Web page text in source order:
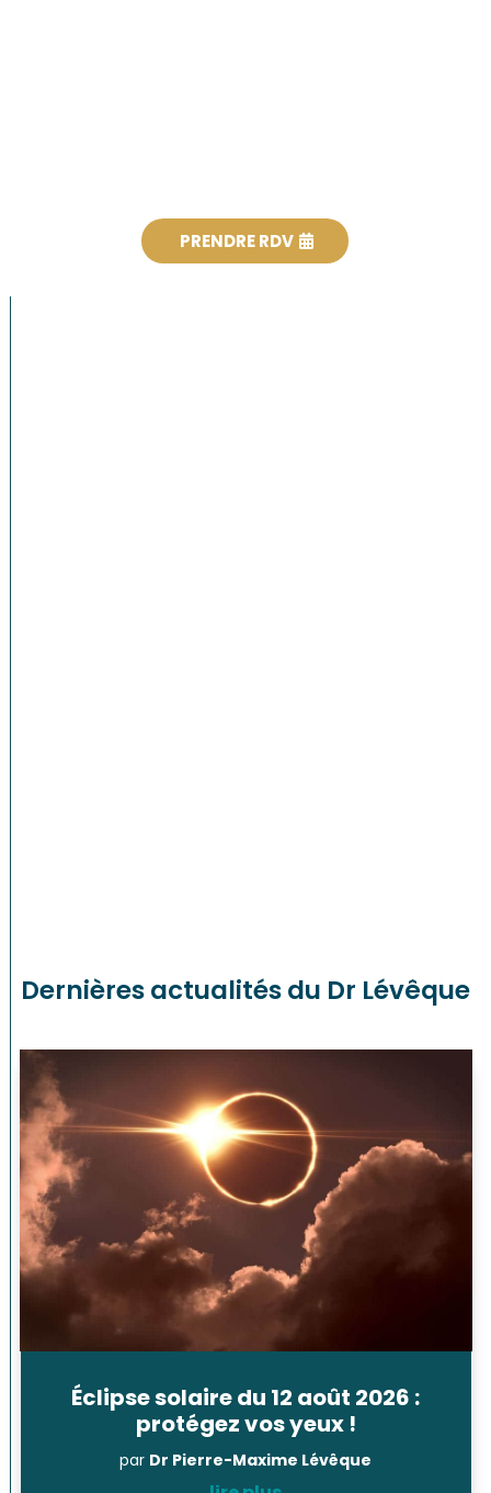
PRENDRE RDV
Dernières actualités du Dr Lévêque
Éclipse solaire du 12 août 2026 :
protégez vos yeux !
par Dr Pierre-Maxime Lévêque